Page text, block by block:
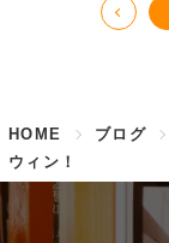
HOME ブログ
ウィン！